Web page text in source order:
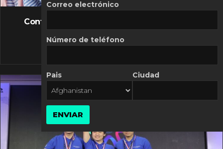
FLASH NEWS
Controversia de Mercado Libre por costos
10 MARZO, 2026
Correo electrónico
Número de teléfono
Pais Ciudad
ENVIAR